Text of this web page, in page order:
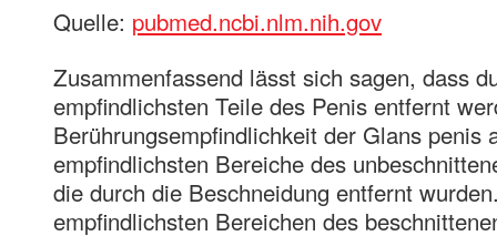
Quelle: pubmed.ncbi.nlm.nih.gov
Zusammenfassend lässt sich sagen, dass
empfindlichsten Teile des Penis entfernt
Berührungsempfindlichkeit der Glans penis
empfindlichsten Bereiche des
die durch die Beschneidung entfernt
empfindlichsten Bereichen des